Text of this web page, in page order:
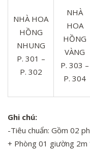
NHÀ HOA
HỒNG
NHUNG
P. 301 –
P. 302
NHÀ
HOA
HỒNG
VÀNG
P. 303 –
P. 304
Ghi chú:
-Tiêu chuẩn: Gồm 02
+ Phòng 01 giường